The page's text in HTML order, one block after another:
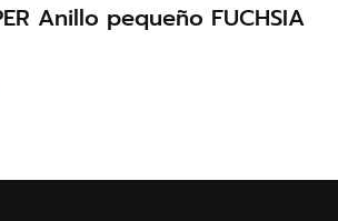
Anillo pequeño FUCHSIA